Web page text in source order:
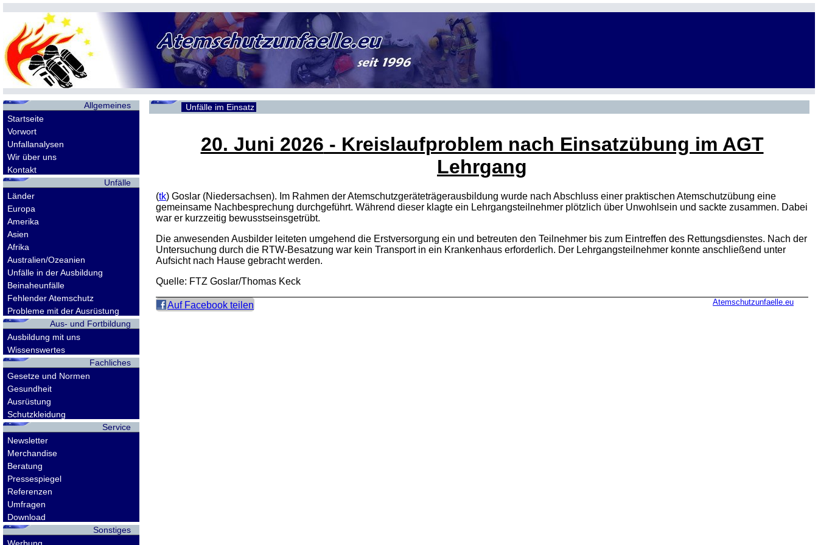
Allgemeines
Startseite
Vorwort
Unfallanalysen
Wir über uns
Kontakt
Unfälle
Länder
Europa
Amerika
Asien
Afrika
Australien/Ozeanien
Unfälle in der Ausbildung
Beinaheunfälle
Fehlender Atemschutz
Probleme mit der Ausrüstung
Aus- und Fortbildung
Ausbildung mit uns
Wissenswertes
Fachliches
Gesetze und Normen
Gesundheit
Ausrüstung
Schutzkleidung
Service
Newsletter
Merchandise
Beratung
Pressespiegel
Referenzen
Umfragen
Download
Sonstiges
Unfälle im Einsatz
20. Juni 2026 - Kreislaufproblem nach Einsatzübung im AGT
Lehrgang
(tk) Goslar (Niedersachsen). Im Rahmen der Atemschutzgeräteträgerausbildung wurde nach Abschluss einer praktischen Atemschutzübung eine
gemeinsame Nachbesprechung durchgeführt. Während dieser klagte ein Lehrgangsteilnehmer plötzlich über Unwohlsein und sackte zusammen. Dabei
war er kurzzeitig bewusstseinsgetrübt.
Die anwesenden Ausbilder leiteten umgehend die Erstversorgung ein und betreuten den Teilnehmer bis zum Eintreffen des Rettungsdienstes. Nach der
Untersuchung durch die RTW-Besatzung war kein Transport in ein Krankenhaus erforderlich. Der Lehrgangsteilnehmer konnte anschließend unter
Aufsicht nach Hause gebracht werden.
Quelle: FTZ Goslar/Thomas Keck
Auf Facebook teilen Atemschutzunfaelle.eu